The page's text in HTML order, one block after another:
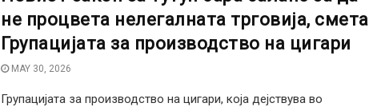
не процвета нелегалната трговија, смета
Групацијата за производство на цигари
MAY 30, 2026
Групацијата за производство на цигари, која дејствува во